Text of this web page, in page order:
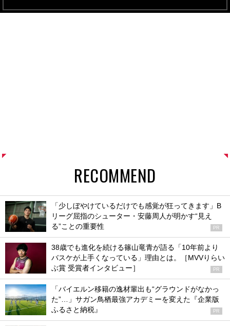
RECOMMEND
「少しぼやけているだけでも感覚が狂ってきます」B
リーグ屈指のシューター・安藤周人が明かす“見え
る”ことの重要性
PR
38歳でも進化を続ける篠山竜青が語る「10年前より
バスケが上手くなっている」理由とは。［MVVりらい
ぶ賞 受賞者インタビュー］
PR
「バイエルン移籍の逸材輩出も“グラウンドがなかっ
た”…」サガン鳥栖最強アカデミーを変えた『企業版
ふるさと納税』
PR